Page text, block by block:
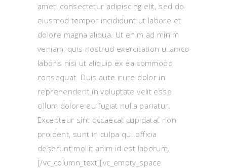
amet, consectetur adipiscing elit, sed do
eiusmod tempor incididunt ut labore et
dolore magna aliqua. Ut enim ad minim
veniam, quis nostrud exercitation ullamco
laboris nisi ut aliquip ex ea commodo
consequat. Duis aute irure dolor in
reprehenderit in voluptate velit esse
cillum dolore eu fugiat nulla pariatur.
Excepteur sint occaecat cupidatat non
proident, sunt in culpa qui officia
deserunt mollit anim id est laborum.
[/vc_column_text][vc_empty_space